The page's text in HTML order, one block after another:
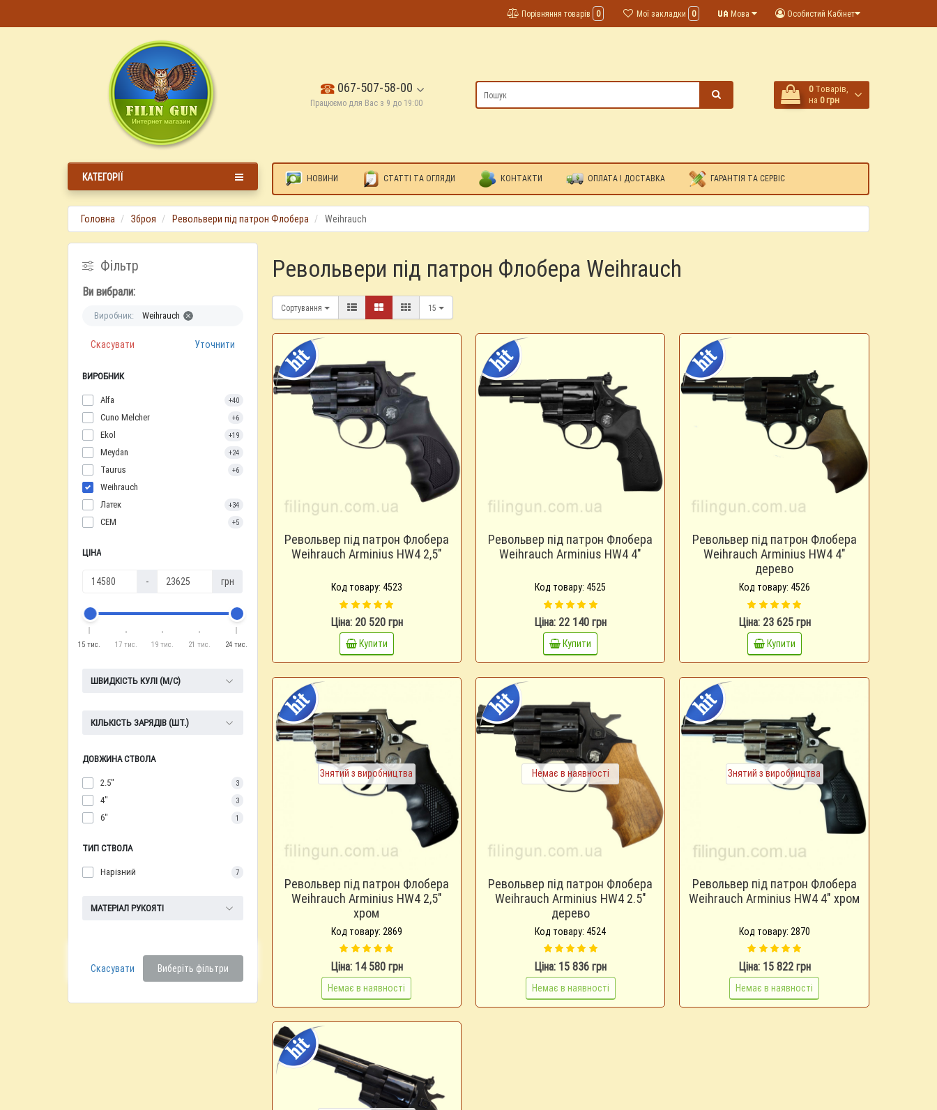
Особистий Кабінет
Мова
Мої закладки 0
Порівняння товарів 0
067-507-58-00
Працюємо для Вас з 9 до 19:00
0 Tоварів,
на 0 грн
КАТЕГОРІЇ НОВИНИ СТАТТІ ТА ОГЛЯДИ КОНТАКТИ ОПЛАТА І ДОСТАВКА ГАРАНТІЯ ТА СЕРВІС
Головна Зброя Револьвери під патрон Флобера Weihrauch
Фільтр
Ви вибрали:
Виробник: Weihrauch
Скасувати Уточнити
ВИРОБНИК
Alfa
+40
Cuno Melcher +6
Ekol +19
Meydan +24
Taurus +6
Weihrauch
Латек
+34
СЕМ +5
ЦІНА
- грн
15 тис. 17 тис. 19 тис. 21 тис. 24 тис.
ШВИДКІСТЬ КУЛІ (М/С)
КІЛЬКІСТЬ ЗАРЯДІВ (ШТ.)
ДОВЖИНА СТВОЛА
2.5"
3
4" 3
6" 1
ТИП СТВОЛА
Нарізний
7
МАТЕРІАЛ РУКОЯТІ
Скасувати Виберіть фільтри
Револьвери під патрон Флобера Weihrauch
Сортування 15
Револьвер під патрон Флобера
Weihrauch Arminius HW4 2,5"
Код товару: 4523
Ціна: 20 520 грн
Купити
Револьвер під патрон Флобера
Weihrauch Arminius HW4 4"
Код товару: 4525
Ціна: 22 140 грн
Купити
Револьвер під патрон Флобера
Weihrauch Arminius HW4 4"
дерево
Код товару: 4526
Ціна: 23 625 грн
Купити
Знятий з виробництва
Револьвер під патрон Флобера
Weihrauch Arminius HW4 2,5"
хром
Код товару: 2869
Ціна: 14 580 грн
Немає в наявності
Немає в наявності
Револьвер під патрон Флобера
Weihrauch Arminius HW4 2.5"
дерево
Код товару: 4524
Ціна: 15 836 грн
Немає в наявності
Знятий з виробництва
Револьвер під патрон Флобера
Weihrauch Arminius HW4 4" хром
Код товару: 2870
Ціна: 15 822 грн
Немає в наявності